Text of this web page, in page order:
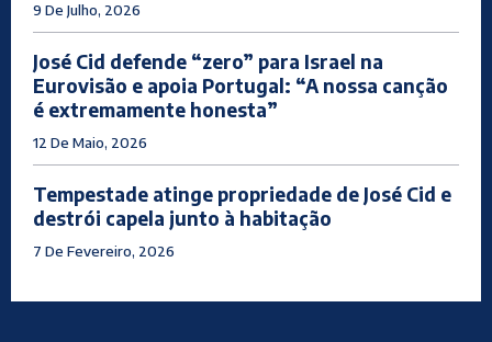
9 De Julho, 2026
José Cid defende “zero” para Israel na
Eurovisão e apoia Portugal: “A nossa canção
é extremamente honesta”
12 De Maio, 2026
Tempestade atinge propriedade de José Cid e
destrói capela junto à habitação
7 De Fevereiro, 2026